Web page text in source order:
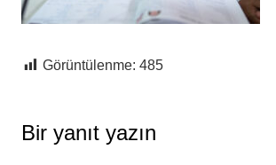
Görüntülenme: 485
Bir yanıt yazın